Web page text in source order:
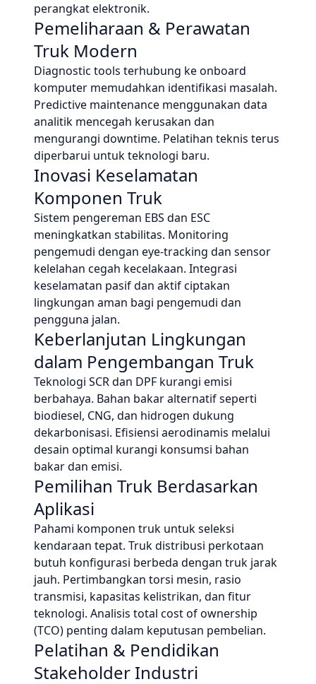
perangkat elektronik.
Pemeliharaan & Perawatan
Truk Modern
Diagnostic tools terhubung ke onboard
komputer memudahkan identifikasi masalah.
Predictive maintenance menggunakan data
analitik mencegah kerusakan dan
mengurangi downtime. Pelatihan teknis terus
diperbarui untuk teknologi baru.
Inovasi Keselamatan
Komponen Truk
Sistem pengereman EBS dan ESC
meningkatkan stabilitas. Monitoring
pengemudi dengan eye-tracking dan sensor
kelelahan cegah kecelakaan. Integrasi
keselamatan pasif dan aktif ciptakan
lingkungan aman bagi pengemudi dan
pengguna jalan.
Keberlanjutan Lingkungan
dalam Pengembangan Truk
Teknologi SCR dan DPF kurangi emisi
berbahaya. Bahan bakar alternatif seperti
biodiesel, CNG, dan hidrogen dukung
dekarbonisasi. Efisiensi aerodinamis melalui
desain optimal kurangi konsumsi bahan
bakar dan emisi.
Pemilihan Truk Berdasarkan
Aplikasi
Pahami komponen truk untuk seleksi
kendaraan tepat. Truk distribusi perkotaan
butuh konfigurasi berbeda dengan truk jarak
jauh. Pertimbangkan torsi mesin, rasio
transmisi, kapasitas kelistrikan, dan fitur
teknologi. Analisis total cost of ownership
(TCO) penting dalam keputusan pembelian.
Pelatihan & Pendidikan
Stakeholder Industri